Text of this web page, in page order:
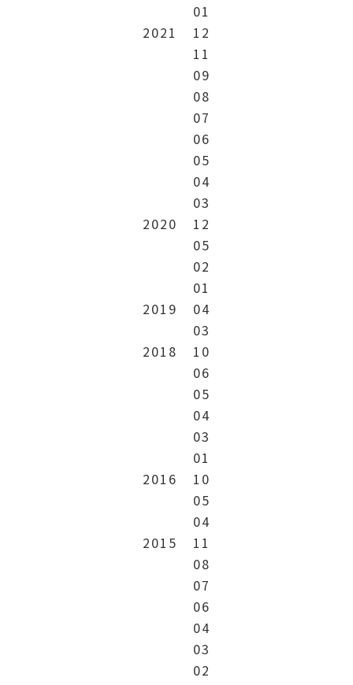
01
2021
12
11
09
08
07
06
05
04
03
2020
12
05
02
01
2019
04
03
2018
10
06
05
04
03
01
2016
10
05
04
2015
11
08
07
06
04
03
02